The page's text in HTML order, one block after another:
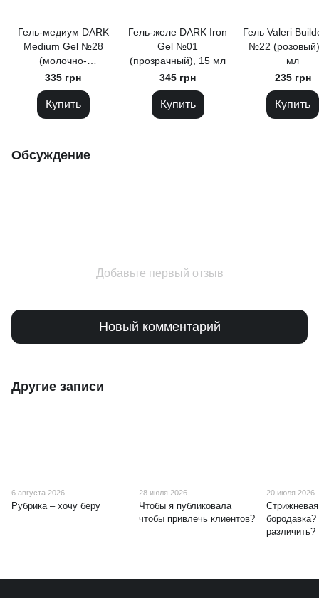
Гель-медиум DARK
Medium Gel №28
(молочно-
коричневый), 15 мл
335 грн
Купить
Гель-желе DARK Iron
Gel №01
(прозрачный), 15 мл
345 грн
Купить
Гель Valeri
№22
мл
235 грн
Купить
Обсуждение
Добавьте первый отзыв
Новый комментарий
Другие записи
6 августа 2026
Рубрика – хочу беру
28 июля 2026
Чтобы я публиковала
чтобы привлечь клиентов?
20 июля 2026
различить?